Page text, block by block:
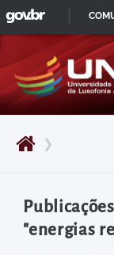
Pular
para
início
do
principal
Acessar
diretamente
❯
"energias
GOVBR